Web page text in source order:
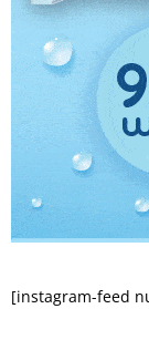
[instagram-feed